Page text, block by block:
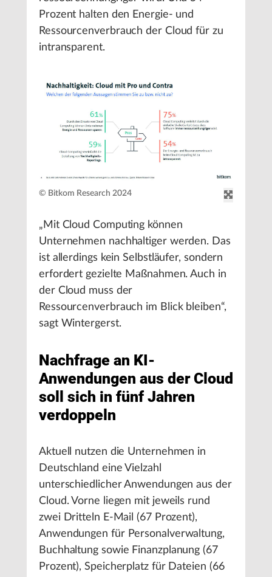
Prozent halten den Energie- und
Ressourcenverbrauch der Cloud für zu
intransparent.
© Bitkom Research 2024
„Mit Cloud Computing können
Unternehmen nachhaltiger werden. Das
ist allerdings kein Selbstläufer, sondern
erfordert gezielte Maßnahmen. Auch in
der Cloud muss der
Ressourcenverbrauch im Blick bleiben“,
sagt Wintergerst.
Nachfrage an KI-
Anwendungen aus der Cloud
soll sich in fünf Jahren
verdoppeln
Aktuell nutzen die Unternehmen in
Deutschland eine Vielzahl
unterschiedlicher Anwendungen aus der
Cloud. Vorne liegen mit jeweils rund
zwei Dritteln E-Mail (67 Prozent),
Anwendungen für Personalverwaltung,
Buchhaltung sowie Finanzplanung (67
Prozent), Speicherplatz für Dateien (66